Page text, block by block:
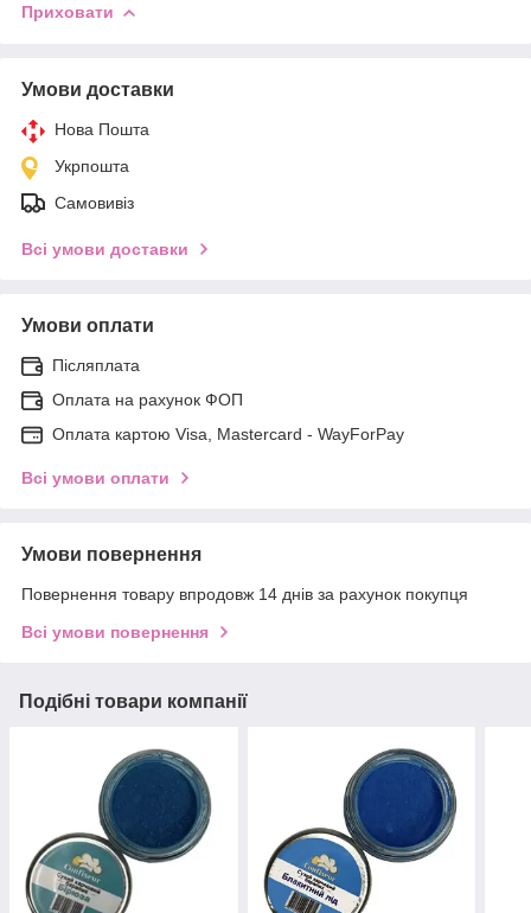
Приховати
Умови доставки
Нова Пошта
Укрпошта
Самовивіз
Всі умови доставки
Умови оплати
Післяплата
Оплата на рахунок ФОП
Оплата картою Visa, Mastercard - WayForPay
Всі умови оплати
Умови повернення
Повернення товару впродовж 14 днів за рахунок покупця
Всі умови повернення
Подібні товари компанії